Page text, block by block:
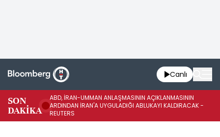
Canlı
SON
DAKİKA
ABD, İRAN-UMMAN ANLAŞMASININ AÇIKLANMASININ
ARDINDAN İRAN'A UYGULADIĞI ABLUKAYI KALDIRACAK -
REUTERS